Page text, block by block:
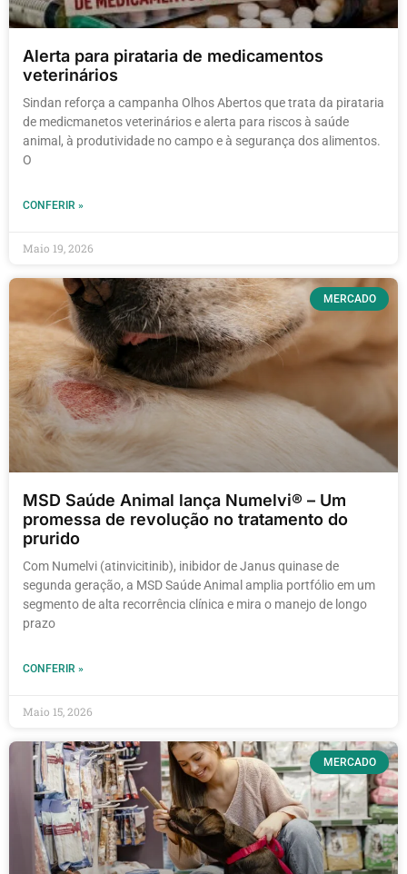
Alerta para pirataria de medicamentos
veterinários
Sindan reforça a campanha Olhos Abertos que trata da pirataria
de medicmanetos veterinários e alerta para riscos à saúde
animal, à produtividade no campo e à segurança dos alimentos.
O
CONFERIR »
Maio 19, 2026
MERCADO
MSD Saúde Animal lança Numelvi® – Um
promessa de revolução no tratamento do
prurido
Com Numelvi (atinvicitinib), inibidor de Janus quinase de
segunda geração, a MSD Saúde Animal amplia portfólio em um
segmento de alta recorrência clínica e mira o manejo de longo
prazo
CONFERIR »
Maio 15, 2026
MERCADO